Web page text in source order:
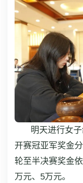
明天进行女
开赛冠亚军奖金
轮至半决赛奖金
万元、5万元。